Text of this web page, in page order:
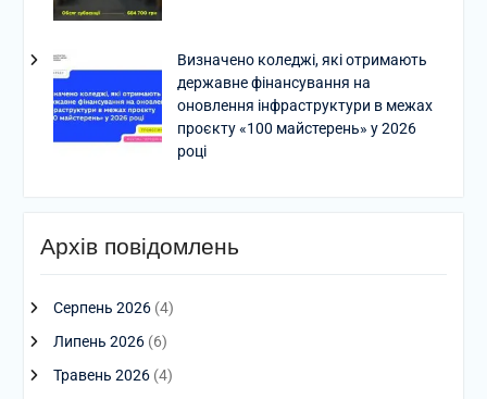
Визначено коледжі, які отримають
державне фінансування на
оновлення інфраструктури в межах
проєкту «100 майстерень» у 2026
році
Архів повідомлень
Серпень 2026(4)
Липень 2026(6)
Травень 2026(4)